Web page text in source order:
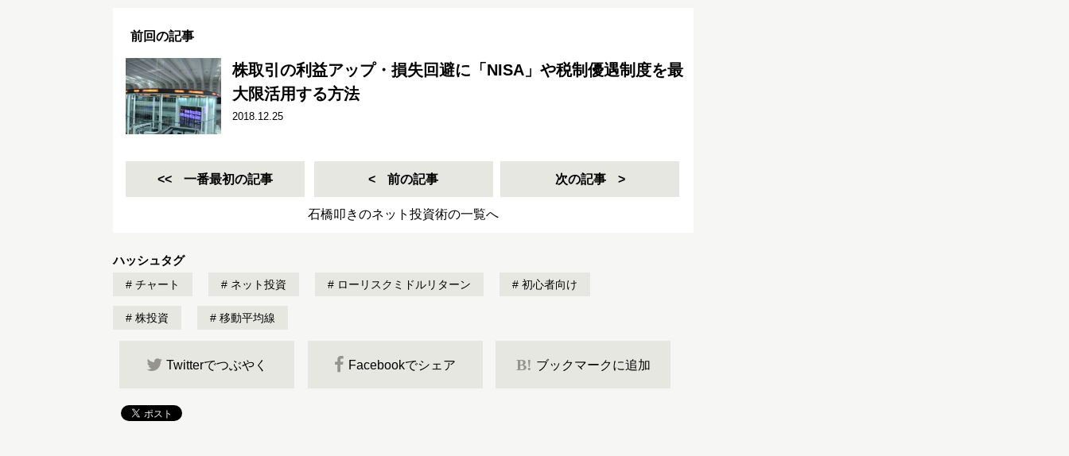
前回の記事
株取引の利益アップ・損失回避に「NISA」や税制優遇制度を最
大限活用する方法
2018.12.25
一番最初の記事 前の記事 次の記事
石橋叩きのネット投資術の一覧へ
ハッシュタグ
チャート ネット投資 ローリスクミドルリターン 初心者向け
株投資 移動平均線
Twitterでつぶやく Facebookでシェア B! ブックマークに追加